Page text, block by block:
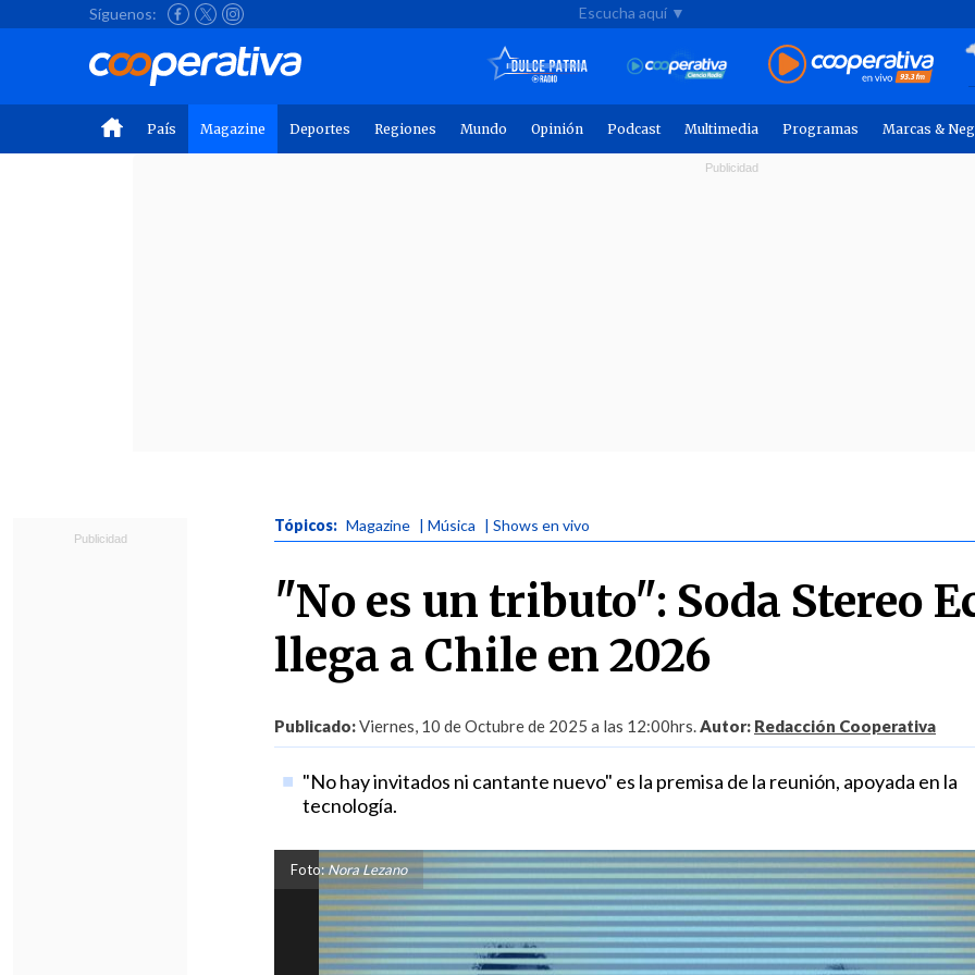
Síguenos: Escucha aquí ▼
País Magazine Deportes Regiones Mundo Opinión Podcast Multimedia Programas Marcas &
Tópicos: Magazine | Música | Shows en vivo
"No es un tributo": Soda Stereo
llega a Chile en 2026
Publicado:Viernes, 10 de Octubre de 2025 a las 12:00hrs.Autor: Redacción Cooperativa
"No hay invitados ni cantante nuevo" es la premisa de la reunión, apoyada en la
tecnología.
Foto:Nora Lezano